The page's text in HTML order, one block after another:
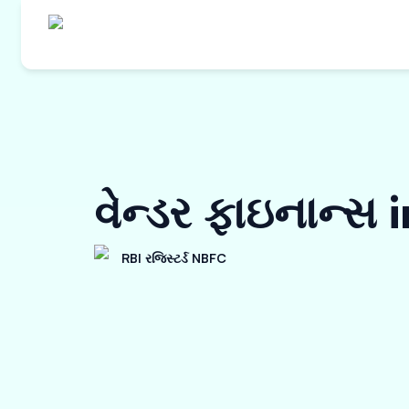
વેન્ડર ફાઇનાન્સ
RBI રજિસ્ટર્ડ NBFC